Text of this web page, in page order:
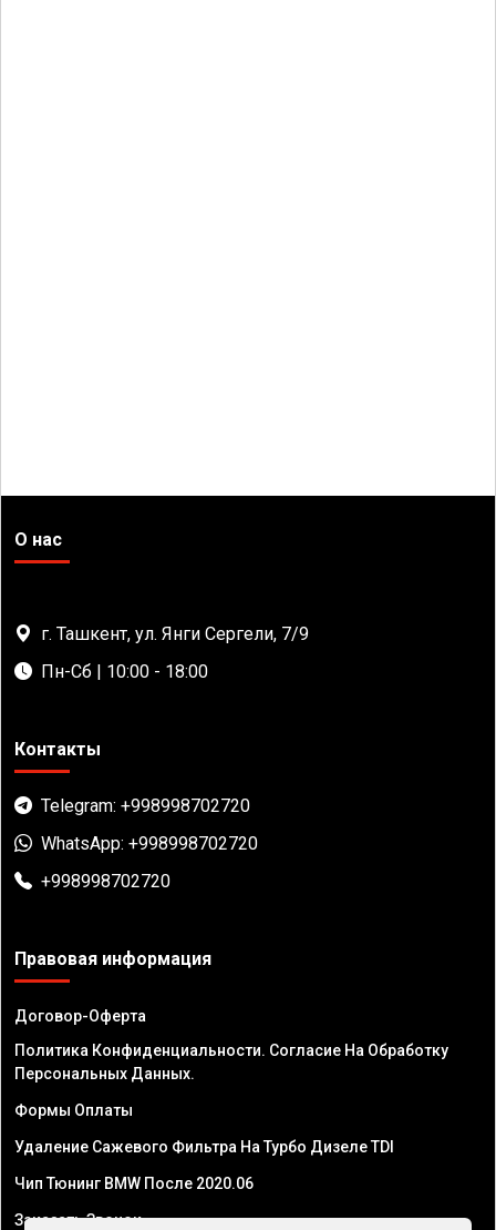
О нас
г. Ташкент, ул. Янги Сергели, 7/9
Пн-Сб | 10:00 - 18:00
Контакты
Telegram: +998998702720
WhatsApp: +998998702720
+998998702720
Правовая информация
Договор-Оферта
Политика Конфиденциальности. Согласие На Обработку
Персональных Данных.
Формы Оплаты
Удаление Сажевого Фильтра На Турбо Дизеле TDI
Чип Тюнинг BMW После 2020.06
Заказать Звонок